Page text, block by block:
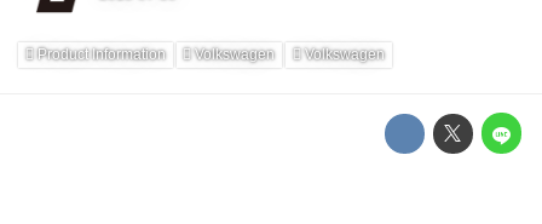
Product Information Volkswagen Volkswagen